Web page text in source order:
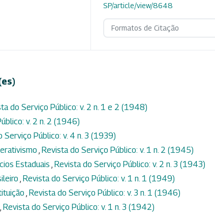
SP/article/view/8648
Formatos de Citação
do Serviço Público: v. 2 n. 1 e 2 (1948)
v. 2 n. 2 (1946)
Serviço Público: v. 4 n. 3 (1939)
, Revista do Serviço Público: v. 1 n. 2 (1945)
Estaduais , Revista do Serviço Público: v. 2 n. 3 (1943)
, Revista do Serviço Público: v. 1 n. 1 (1949)
, Revista do Serviço Público: v. 3 n. 1 (1946)
, Revista do Serviço Público: v. 1 n. 3 (1942)